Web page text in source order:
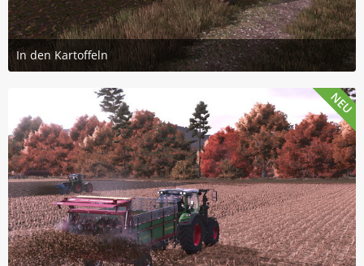
In den Kartoffeln
26. Juli 2026 um 14:08
NEU